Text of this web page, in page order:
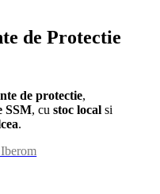
de Protectie
de protectie,
SSM, cu stoc local si
.